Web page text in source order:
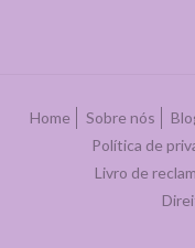
Home Sobre nós
Política de
Livro de